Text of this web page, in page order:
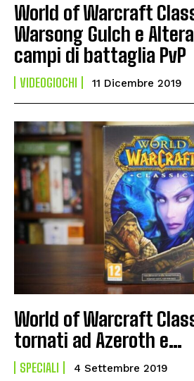
World of Warcraft
Warsong Gulch e
campi di battaglia PvP
VIDEOGIOCHI 11 Dicembre 2019
World of Warcraft
tornati ad Azeroth e…
SPECIALI 4 Settembre 2019